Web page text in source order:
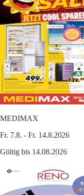
MEDIMAX
Fr. 7.8. - Fr. 14.8.2026
Gültig bis 14.08.2026